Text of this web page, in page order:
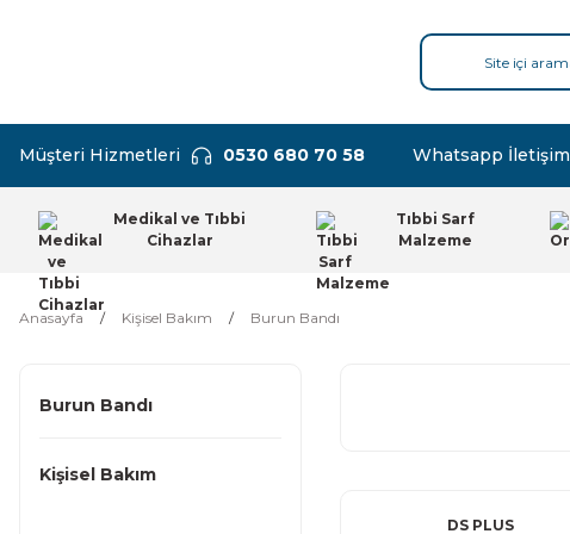
Müşteri Hizmetleri 0530 680 70 58 Whatsapp İletişim
Medikal ve Tıbbi
Cihazlar
Tıbbi Sarf
Malzeme
Anasayfa Kişisel Bakım Burun Bandı
Burun Bandı
Kişisel Bakım
DS PLUS